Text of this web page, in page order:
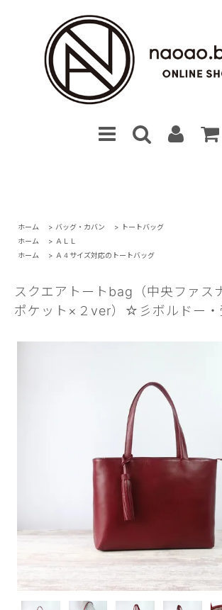
ホーム > バッグ・カバン > トートバッグ
ホーム
> ＡＬＬ
ホーム
> Ａ４サイズ対応のトートバッグ
スクエアトートbag（中央ファス
ポケット×２ver）☆彡ボルドー・